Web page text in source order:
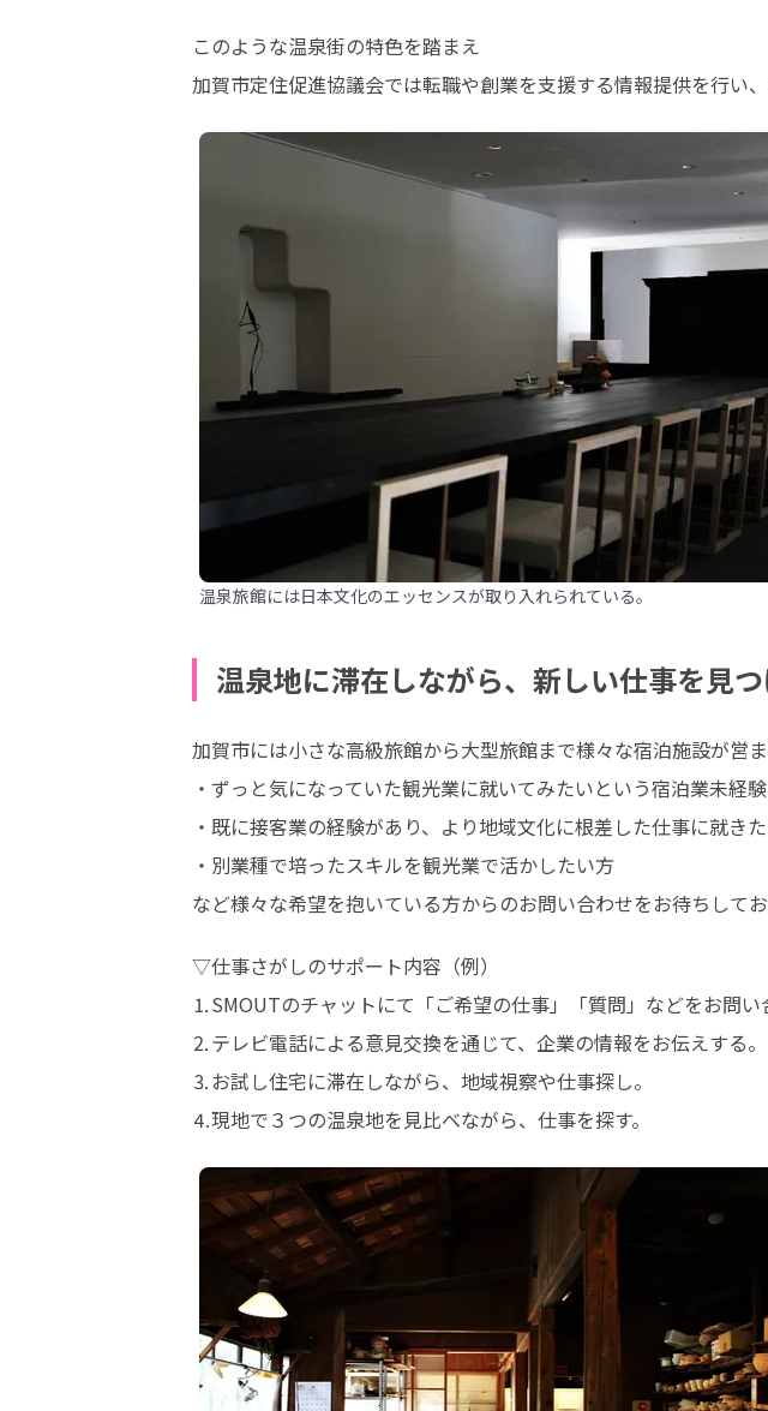
このような温泉街の特色を踏まえ
加賀市定住促進協議会では転職や創業を支援する情報提供を行い
温泉旅館には日本文化のエッセンスが取り入れられている。
温泉地に滞在しながら、新しい仕事を見
加賀市には小さな高級旅館から大型旅館まで様々な宿泊施設が営ま
・ずっと気になっていた観光業に就いてみたいという宿泊業未経
・既に接客業の経験があり、より地域文化に根差した仕事に就き
・別業種で培ったスキルを観光業で活かしたい方
など様々な希望を抱いている方からのお問い合わせをお待ちしてお
▽仕事さがしのサポート内容（例）
⒈SMOUTのチャットにて「ご希望の仕事」「質問」などをお問い
⒉テレビ電話による意見交換を通じて、企業の情報をお伝えする。
⒊お試し住宅に滞在しながら、地域視察や仕事探し。
⒋現地で３つの温泉地を見比べながら、仕事を探す。